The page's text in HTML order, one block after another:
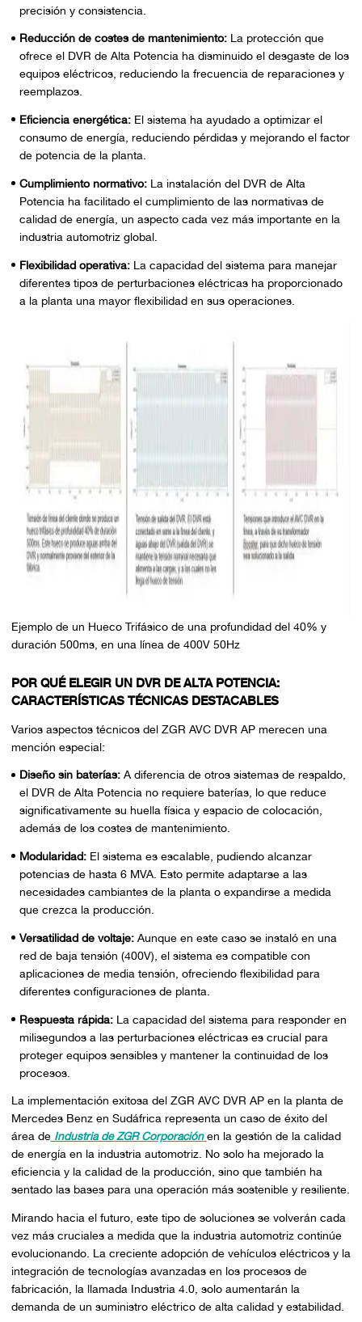
precisión y consistencia.
Reducción de costes de mantenimiento:La protección que
ofrece el DVR de Alta Potencia ha disminuido el desgaste de los
equipos eléctricos, reduciendo la frecuencia de reparaciones y
reemplazos.
Eficiencia energética:El sistema ha ayudado a optimizar el
consumo de energía, reduciendo pérdidas y mejorando el factor
de potencia de la planta.
Cumplimiento normativo:La instalación del DVR de Alta
Potencia ha facilitado el cumplimiento de las normativas de
calidad de energía, un aspecto cada vez más importante en la
industria automotriz global.
Flexibilidad operativa:La capacidad del sistema para manejar
diferentes tipos de perturbaciones eléctricas ha proporcionado
a la planta una mayor flexibilidad en sus operaciones.
Ejemplo de un Hueco Trifásico de una profundidad del 40% y
duración 500ms, en una línea de 400V 50Hz
POR QUÉ ELEGIR UN DVR DE ALTA POTENCIA:
CARACTERÍSTICAS TÉCNICAS DESTACABLES
Varios aspectos técnicos del ZGR AVC DVR AP merecen una
mención especial:
Diseño sin baterías:A diferencia de otros sistemas de respaldo,
el DVR de Alta Potencia no requiere baterías, lo que reduce
significativamente su huella física y espacio de colocación,
además de los costes de mantenimiento.
Modularidad:El sistema es escalable, pudiendo alcanzar
potencias de hasta 6 MVA. Esto permite adaptarse a las
necesidades cambiantes de la planta o expandirse a medida
que crezca la producción.
Versatilidad de voltaje:Aunque en este caso se instaló en una
red de baja tensión (400V), el sistema es compatible con
aplicaciones de media tensión, ofreciendo flexibilidad para
diferentes configuraciones de planta.
Respuesta rápida:La capacidad del sistema para responder en
milisegundos a las perturbaciones eléctricas es crucial para
proteger equipos sensibles y mantener la continuidad de los
procesos.
La implementación exitosa del ZGR AVC DVR AP en la planta de
Mercedes Benz en Sudáfrica representa un caso de éxito del
área deIndustria de ZGR Corporación en la gestión de la calidad
de energía en la industria automotriz. No solo ha mejorado la
eficiencia y la calidad de la producción, sino que también ha
sentado las bases para una operación más sostenible y resiliente.
Mirando hacia el futuro, este tipo de soluciones se volverán cada
vez más cruciales a medida que la industria automotriz continúe
evolucionando. La creciente adopción de vehículos eléctricos y la
integración de tecnologías avanzadas en los procesos de
fabricación, la llamada Industria 4.0, solo aumentarán la
demanda de un suministro eléctrico de alta calidad y estabilidad.